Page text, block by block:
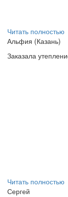
Читать полностью
Альфия (Казань)
Заказала
Читать полностью
Сергей